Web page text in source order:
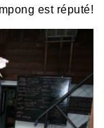
est réputé!